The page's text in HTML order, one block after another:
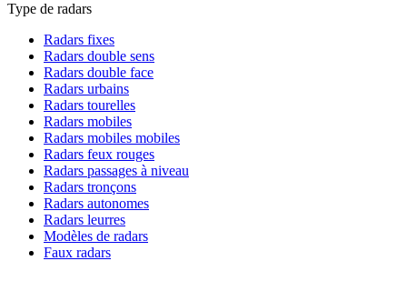
Type de radars
Radars fixes
Radars double sens
Radars double face
Radars urbains
Radars tourelles
Radars mobiles
Radars mobiles mobiles
Radars feux rouges
Radars passages à niveau
Radars tronçons
Radars autonomes
Radars leurres
Modèles de radars
Faux radars